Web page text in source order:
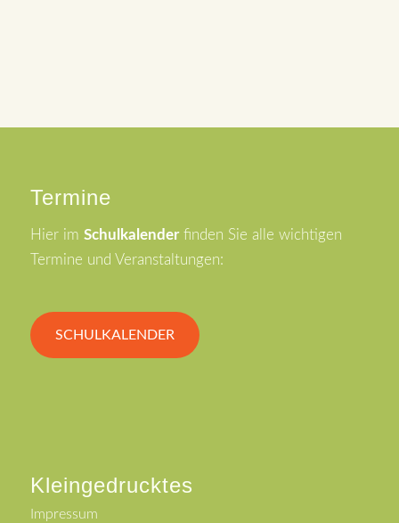
Termine
Hier im Schulkalenderfinden Sie alle wichtigen
Termine und Veranstaltungen:
SCHULKALENDER
Kleingedrucktes
Impressum